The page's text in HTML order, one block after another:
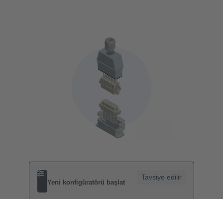
Yeni konfigüratörü başlat
Tavsiye edilir